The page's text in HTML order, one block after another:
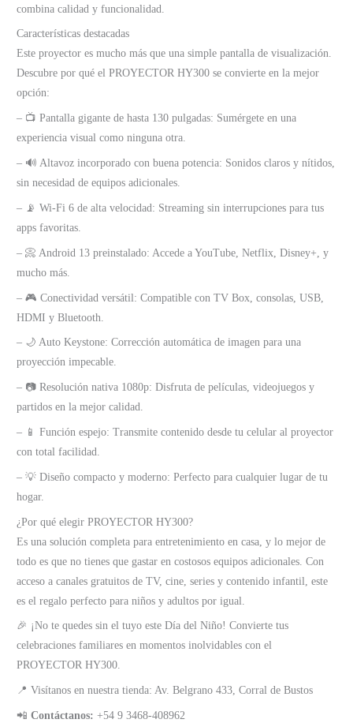
combina calidad y funcionalidad.
Características destacadas
Este proyector es mucho más que una simple pantalla de visualización.
Descubre por qué el PROYECTOR HY300 se convierte en la mejor
opción:
– 📺 Pantalla gigante de hasta 130 pulgadas: Sumérgete en una
experiencia visual como ninguna otra.
– 🔊 Altavoz incorporado con buena potencia: Sonidos claros y nítidos,
sin necesidad de equipos adicionales.
– 📡 Wi-Fi 6 de alta velocidad: Streaming sin interrupciones para tus
apps favoritas.
– 📀 Android 13 preinstalado: Accede a YouTube, Netflix, Disney+, y
mucho más.
– 🎮 Conectividad versátil: Compatible con TV Box, consolas, USB,
HDMI y Bluetooth.
– 🌙 Auto Keystone: Corrección automática de imagen para una
proyección impecable.
– 📷 Resolución nativa 1080p: Disfruta de películas, videojuegos y
partidos en la mejor calidad.
– 📱 Función espejo: Transmite contenido desde tu celular al proyector
con total facilidad.
– 💡 Diseño compacto y moderno: Perfecto para cualquier lugar de tu
hogar.
¿Por qué elegir PROYECTOR HY300?
Es una solución completa para entretenimiento en casa, y lo mejor de
todo es que no tienes que gastar en costosos equipos adicionales. Con
acceso a canales gratuitos de TV, cine, series y contenido infantil, este
es el regalo perfecto para niños y adultos por igual.
🎉 ¡No te quedes sin el tuyo este Día del Niño! Convierte tus
celebraciones familiares en momentos inolvidables con el
PROYECTOR HY300.
📍 Visítanos en nuestra tienda: Av. Belgrano 433, Corral de Bustos
📲Contáctanos: +54 9 3468-408962